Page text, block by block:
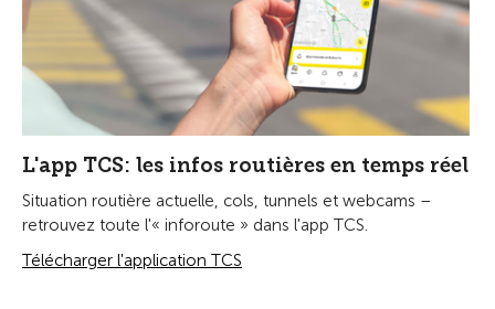
L'app TCS: les infos routières en temps réel
Situation routière actuelle, cols, tunnels et webcams –
retrouvez toute l'« inforoute » dans l'app TCS.
Télécharger l'application TCS